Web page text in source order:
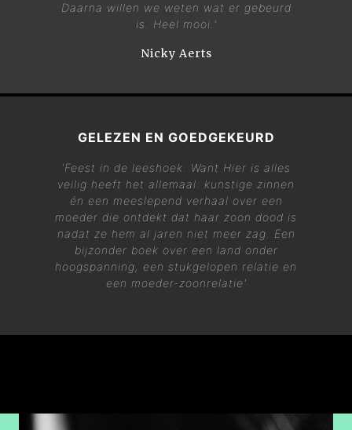
Daarna willen we weten wat er gebeurd
is. Heel mooi.'
Nicky Aerts
GELEZEN EN GOEDGEKEURD
'Feest in de leeshoek. Want Hier is alles
veilig heeft het allemaal: kunstige zinnen
én een meeslepend verhaal over een
moeder die ontdekt dat haar zoon dood is
nadat ze hem al jaren niet meer zag. Een
bijzonder boek over een land onder
hoogspanning, een stukgelopen relatie en
een moeder-zoonrelatie'